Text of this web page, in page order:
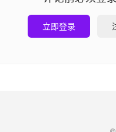
立即登录